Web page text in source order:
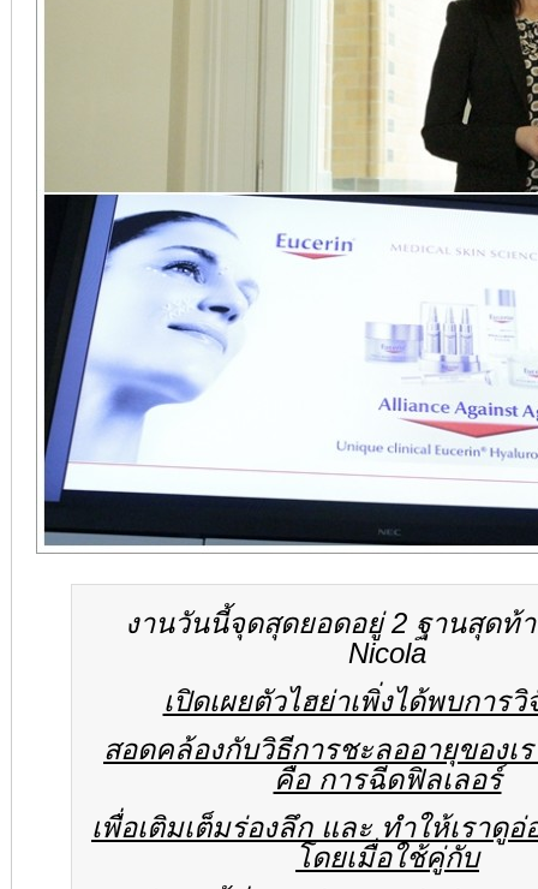
งานวันนี้จุดสุดยอดอยู่ 2 ฐานสุดท้
Nicola
เปิดเผยตัวไฮย่าเพิ่งได้พบการ
สอดคล้องกับวิธีการชะลออายุของเ
คือ การฉีดฟิลเลอร์
เพื่อเติมเต็มร่องลึก และ ทำให้เราดูอ่
โดยเมื่อใช้คู่กับ